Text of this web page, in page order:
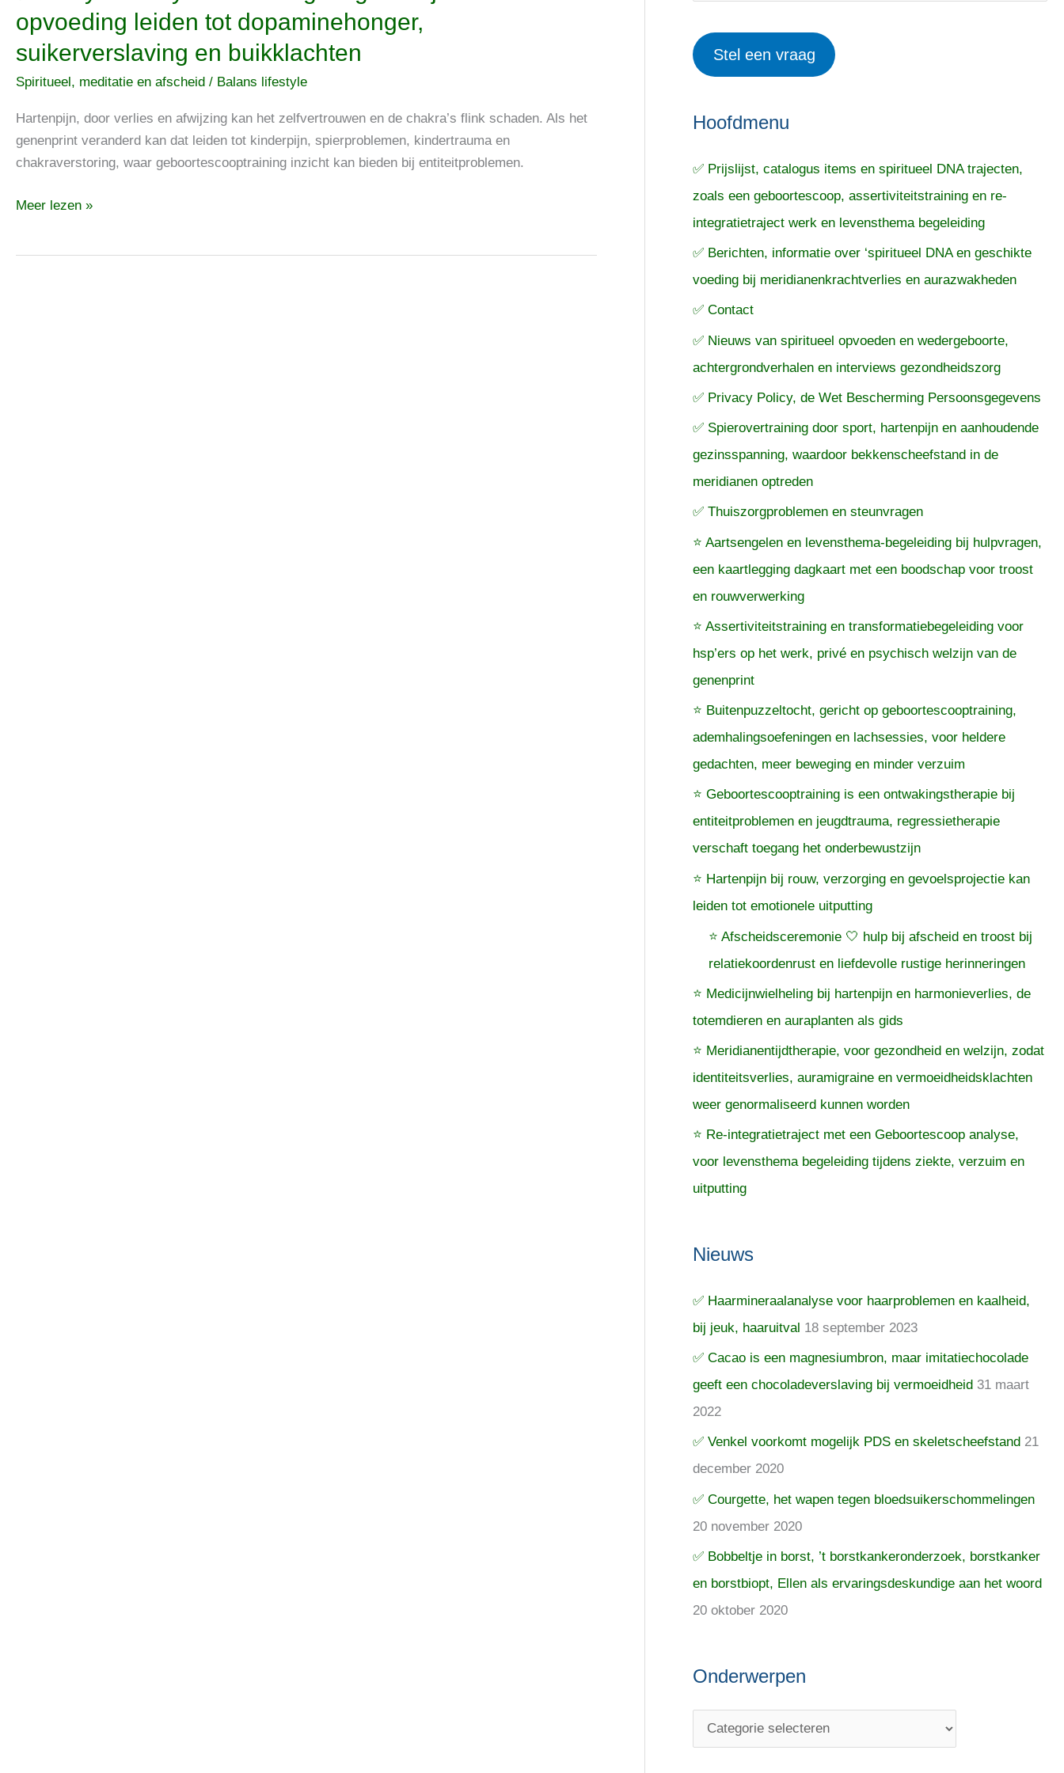
opvoeding leiden tot dopaminehonger,
suikerverslaving en buikklachten
Spiritueel, meditatie en afscheid / Balans lifestyle
Hartenpijn, door verlies en afwijzing kan het zelfvertrouwen en de chakra’s flink schaden. Als het
genenprint veranderd kan dat leiden tot kinderpijn, spierproblemen, kindertrauma en
chakraverstoring, waar geboortescooptraining inzicht kan bieden bij entiteitproblemen.
Babystresssysteemontregeling
kan
tijdens
de
leiden
tot
dopaminehonger,
en
Meer lezen »
e
n
e
k
a
r
:
Stel een vraag
Hoofdmenu
✅ Prijslijst, catalogus items en spiritueel DNA trajecten,
zoals een geboortescoop, assertiviteitstraining en re-
integratietraject werk en levensthema begeleiding
✅ Berichten, informatie over ‘spiritueel DNA en geschikte
voeding bij meridianenkrachtverlies en aurazwakheden
✅ Contact
✅ Nieuws van spiritueel opvoeden en wedergeboorte,
achtergrondverhalen en interviews gezondheidszorg
✅ Privacy Policy, de Wet Bescherming Persoonsgegevens
✅ Spierovertraining door sport, hartenpijn en aanhoudende
gezinsspanning, waardoor bekkenscheefstand in de
meridianen optreden
✅ Thuiszorgproblemen en steunvragen
⭐ Aartsengelen en levensthema-begeleiding bij hulpvragen,
een kaartlegging dagkaart met een boodschap voor troost
en rouwverwerking
⭐ Assertiviteitstraining en transformatiebegeleiding voor
hsp’ers op het werk, privé en psychisch welzijn van de
genenprint
⭐ Buitenpuzzeltocht, gericht op geboortescooptraining,
ademhalingsoefeningen en lachsessies, voor heldere
gedachten, meer beweging en minder verzuim
⭐ Geboortescooptraining is een ontwakingstherapie bij
entiteitproblemen en jeugdtrauma, regressietherapie
verschaft toegang het onderbewustzijn
⭐ Hartenpijn bij rouw, verzorging en gevoelsprojectie kan
leiden tot emotionele uitputting
⭐ Afscheidsceremonie 🤍 hulp bij afscheid en troost bij
relatiekoordenrust en liefdevolle rustige herinneringen
⭐ Medicijnwielheling bij hartenpijn en harmonieverlies, de
totemdieren en auraplanten als gids
⭐ Meridianentijdtherapie, voor gezondheid en welzijn, zodat
identiteitsverlies, auramigraine en vermoeidheidsklachten
weer genormaliseerd kunnen worden
⭐ Re-integratietraject met een Geboortescoop analyse,
voor levensthema begeleiding tijdens ziekte, verzuim en
uitputting
Nieuws
✅ Haarmineraalanalyse voor haarproblemen en kaalheid,
bij jeuk, haaruitval 18 september 2023
✅ Cacao is een magnesiumbron, maar imitatiechocolade
geeft een chocoladeverslaving bij vermoeidheid 31 maart
2022
✅ Venkel voorkomt mogelijk PDS en skeletscheefstand 21
december 2020
✅ Courgette, het wapen tegen bloedsuikerschommelingen
20 november 2020
✅ Bobbeltje in borst, ’t borstkankeronderzoek, borstkanker
en borstbiopt, Ellen als ervaringsdeskundige aan het woord
20 oktober 2020
Onderwerpen
p
n